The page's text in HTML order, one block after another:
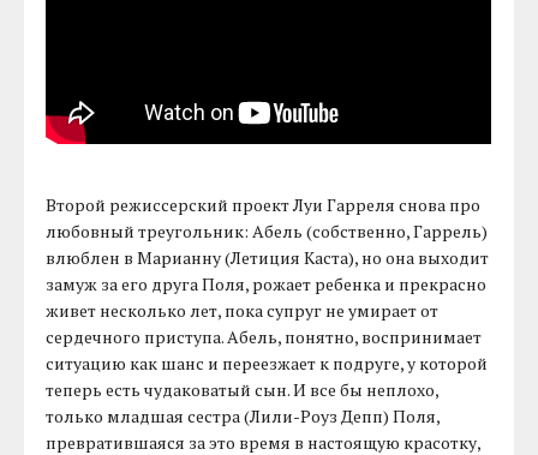
Второй режиссерский проект Луи Гарреля снова про
любовный треугольник: Абель (собственно, Гаррель)
влюблен в Марианну (Летиция Каста), но она выходит
замуж за его друга Поля, рожает ребенка и прекрасно
живет несколько лет, пока супруг не умирает от
сердечного приступа. Абель, понятно, воспринимает
ситуацию как шанс и переезжает к подруге, у которой
теперь есть чудаковатый сын. И все бы неплохо,
только младшая сестра (Лили-Роуз Депп) Поля,
превратившаяся за это время в настоящую красотку,